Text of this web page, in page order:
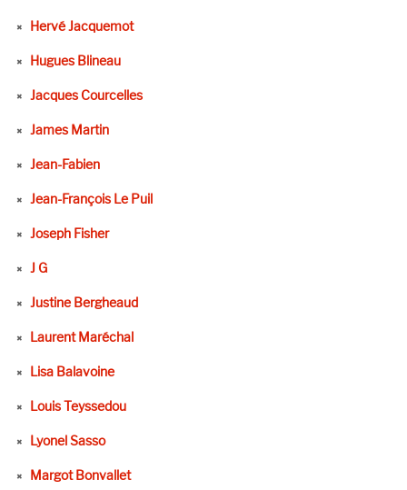
Hervé Jacquemot
Hugues Blineau
Jacques Courcelles
James Martin
Jean-Fabien
Jean-François Le Puil
Joseph Fisher
J G
Justine Bergheaud
Laurent Maréchal
Lisa Balavoine
Louis Teyssedou
Lyonel Sasso
Margot Bonvallet